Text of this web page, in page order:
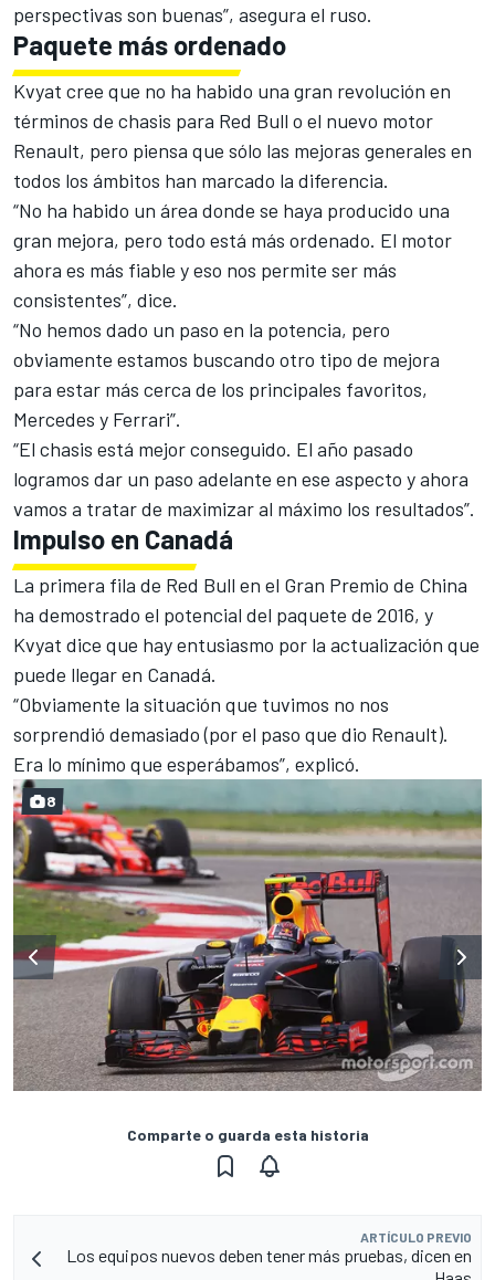
perspectivas son buenas”, asegura el ruso.
Paquete más ordenado
Kvyat cree que no ha habido una gran revolución en
términos de chasis para Red Bull o el nuevo motor
Renault, pero piensa que sólo las mejoras generales en
todos los ámbitos han marcado la diferencia.
“No ha habido un área donde se haya producido una
gran mejora, pero todo está más ordenado. El motor
ahora es más fiable y eso nos permite ser más
consistentes”, dice.
“No hemos dado un paso en la potencia, pero
obviamente estamos buscando otro tipo de mejora
para estar más cerca de los principales favoritos,
Mercedes y Ferrari”.
“El chasis está mejor conseguido. El año pasado
logramos dar un paso adelante en ese aspecto y ahora
vamos a tratar de maximizar al máximo los resultados”.
Impulso en Canadá
La primera fila de Red Bull en el Gran Premio de China
ha demostrado el potencial del paquete de 2016, y
Kvyat dice que hay entusiasmo por la actualización que
puede llegar en Canadá.
“Obviamente la situación que tuvimos no nos
sorprendió demasiado (por el paso que dio Renault).
Era lo mínimo que esperábamos”, explicó.
8
Comparte o guarda esta historia
ARTÍCULO PREVIO
Los equipos nuevos deben tener más pruebas, dicen en